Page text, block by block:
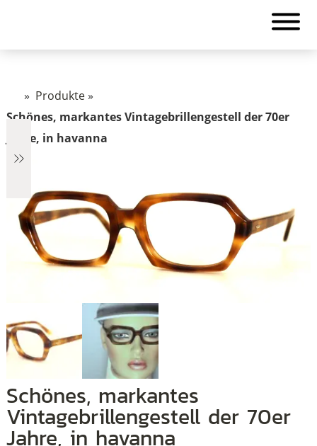
» Produkte»
Schönes, markantes Vintagebrillengestell der 70er
Jahre, in havanna
Schönes, markantes
Vintagebrillengestell der 70er
Jahre, in havanna
+
+